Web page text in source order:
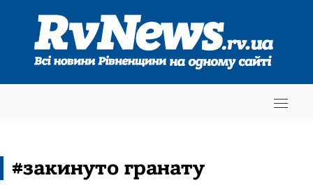
#закинуто гранату